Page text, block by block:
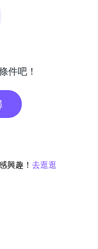
件吧！
興趣！ 去逛逛